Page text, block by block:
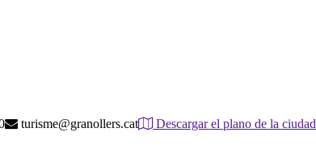
turisme@granollers.cat
Descargar el plano de la ciudad